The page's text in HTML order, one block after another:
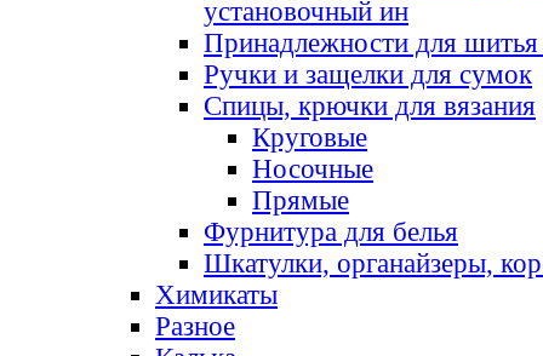
установочный ин
Принадлежности для шитья
Ручки и защелки для сумок
Спицы, крючки для вязания
Круговые
Носочные
Прямые
Фурнитура для белья
Шкатулки, органайзеры,
Химикаты
Разное